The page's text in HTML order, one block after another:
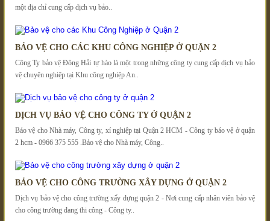
một địa chỉ cung cấp dịch vụ bảo..
BẢO VỆ CHO CÁC KHU CÔNG NGHIỆP Ở QUẬN 2
Công Ty bảo vệ Đông Hải tự hào là một trong những công ty cung cấp dịch vụ bảo
vệ chuyên nghiệp tại Khu công nghiệp An..
DỊCH VỤ BẢO VỆ CHO CÔNG TY Ở QUẬN 2
Bảo vệ cho Nhà máy, Công ty, xí nghiệp tại Quận 2 HCM - Công ty bảo vệ ở quận
2 hcm - 0966 375 555 .Bảo vệ cho Nhà máy, Công..
BẢO VỆ CHO CÔNG TRƯỜNG XÂY DỰNG Ở QUẬN 2
Dịch vụ bảo vệ cho công trường xấy dựng quận 2 - Nơi cung cấp nhân viên bảo vệ
cho công trường đang thi công - Công ty..